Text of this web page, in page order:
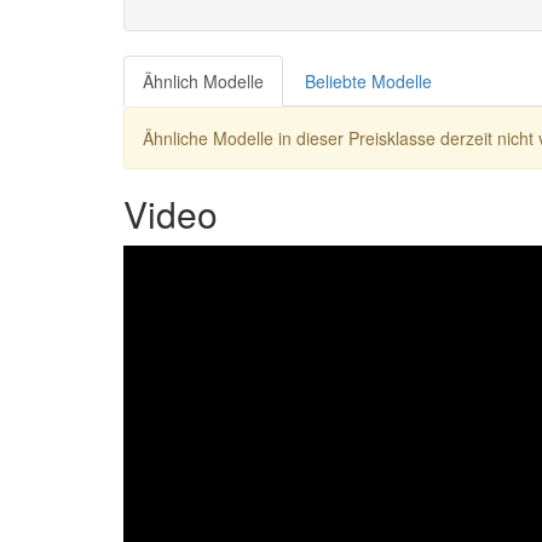
Ähnlich Modelle Beliebte Modelle
Ähnliche Modelle in dieser Preisklasse derzeit nicht
Video